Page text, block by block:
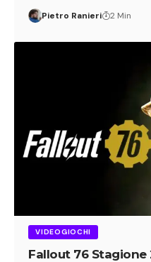
Pietro Ranieri 2 Min
VIDEOGIOCHI
Fallout 76 Stagione